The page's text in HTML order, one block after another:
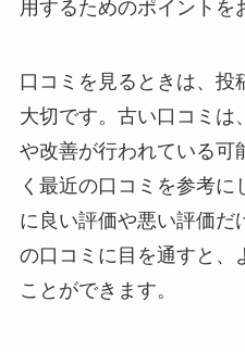
用するためのポイントを
口コミを見るときは、投
大切です。古い口コミは
や改善が行われている可
く最近の口コミを参考
に良い評価や悪い評価だ
の口コミに目を通すと、
ことができます。